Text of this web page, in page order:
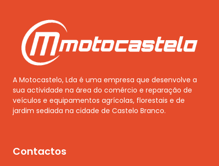
A Motocastelo, Lda é uma empresa que desenvolve a
sua actividade na área do comércio e reparação de
veículos e equipamentos agrícolas, florestais e de
jardim sediada na cidade de Castelo Branco.
Contactos